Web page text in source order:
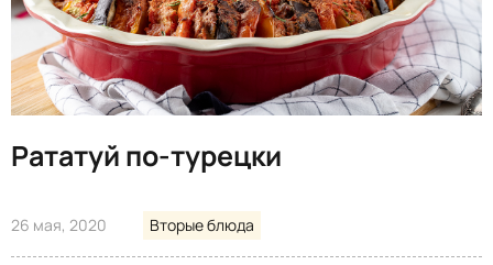
Рататуй по-турецки
26 мая, 2020 Вторые блюда